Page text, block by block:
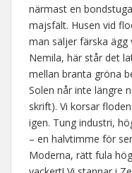
närmast en
majsfält. Husen vid
man säljer färska ägg
Nemila, här står det
mellan branta gröna
Solen når inte längre
skrift). Vi korsar
igen. Tung industri,
– en halvtimme för
Moderna, rätt fula